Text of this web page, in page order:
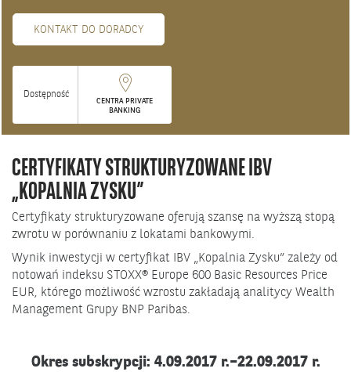
KONTAKT DO DORADCY
Dostępność
CENTRA PRIVATE
BANKING
CERTYFIKATY STRUKTURYZOWANE IBV
„KOPALNIA ZYSKU”
Certyfikaty strukturyzowane oferują szansę na wyższą stopą
zwrotu w porównaniu z lokatami bankowymi.
Wynik inwestycji w certyfikat IBV „Kopalnia Zysku” zależy od
notowań indeksu STOXX® Europe 600 Basic Resources Price
EUR, którego możliwość wzrostu zakładają analitycy Wealth
Management Grupy BNP Paribas.
Okres subskrypcji: 4.09.2017 r.–22.09.2017 r.